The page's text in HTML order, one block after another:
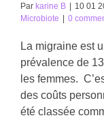
Par karine B | 10 01
Microbiote | 0
La migraine est
prévalence de
les femmes.
des coûts
été classée